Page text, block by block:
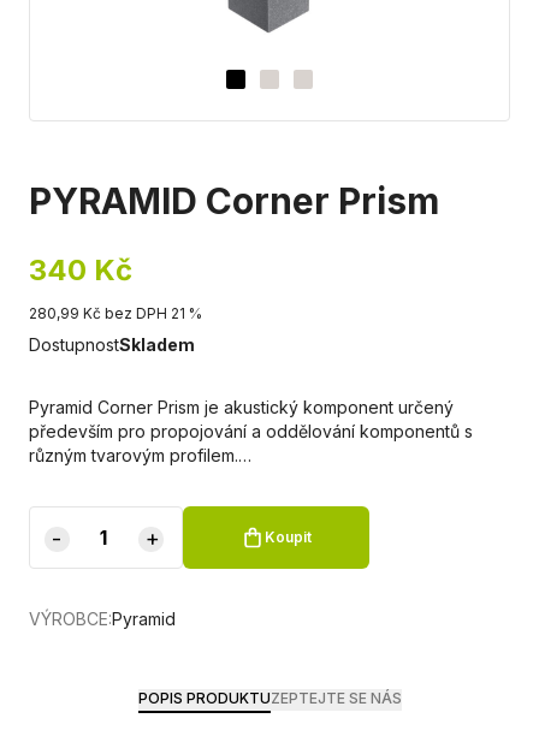
PYRAMID Corner Prism
340 Kč
280,99 Kč bez DPH 21 %
DostupnostSkladem
Pyramid Corner Prism je akustický komponent určený
především pro propojování a oddělování komponentů s
různým tvarovým profilem.…
- + Koupit
VÝROBCE:Pyramid
POPIS PRODUKTUZEPTEJTE SE NÁS